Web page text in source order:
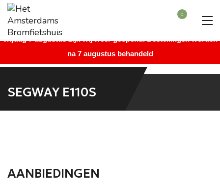
Beste bezoeker, wegens vakantie is onze winkel gesloten vanaf
maandag 27 juli augustus t/m donderdag 6 augustus. Vanaf
na 7 augustus behandeld
0
SEGWAY E110S
AANBIEDINGEN